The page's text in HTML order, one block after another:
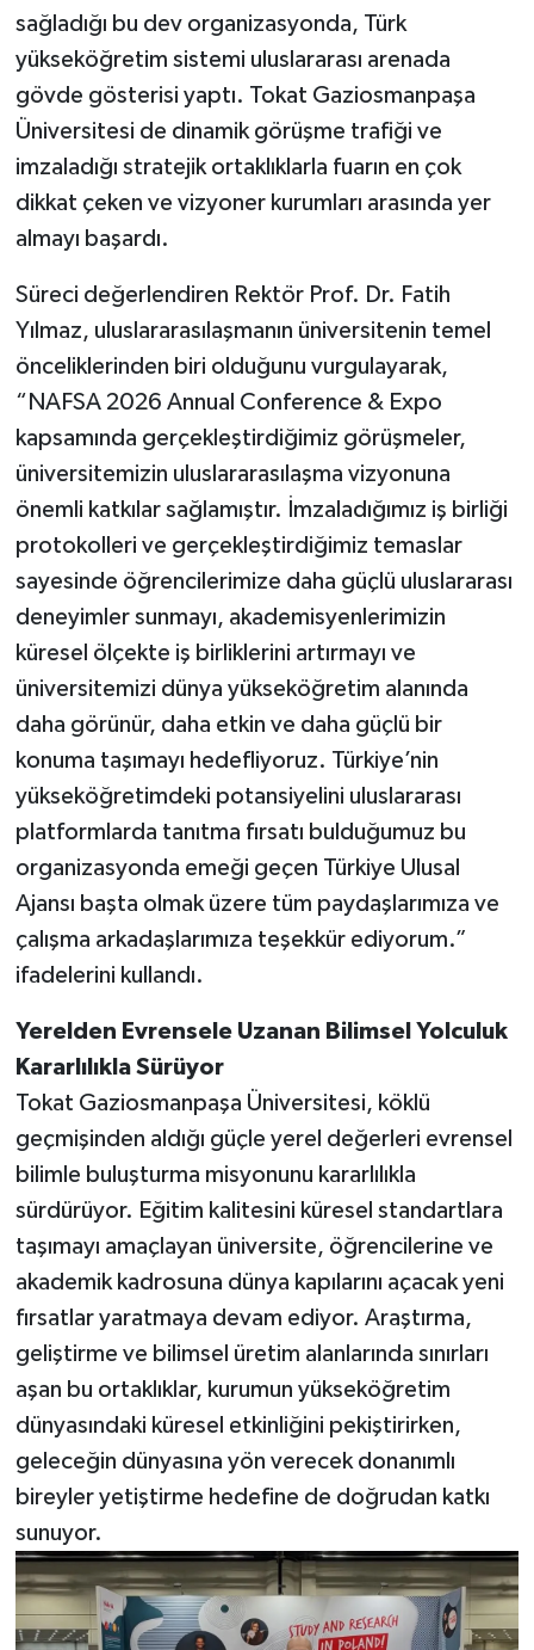
sağladığı bu dev organizasyonda, Türk
yükseköğretim sistemi uluslararası arenada
gövde gösterisi yaptı. Tokat Gaziosmanpaşa
Üniversitesi de dinamik görüşme trafiği ve
imzaladığı stratejik ortaklıklarla fuarın en çok
dikkat çeken ve vizyoner kurumları arasında yer
almayı başardı.
Süreci değerlendiren Rektör Prof. Dr. Fatih
Yılmaz, uluslararasılaşmanın üniversitenin temel
önceliklerinden biri olduğunu vurgulayarak,
“NAFSA 2026 Annual Conference & Expo
kapsamında gerçekleştirdiğimiz görüşmeler,
üniversitemizin uluslararasılaşma vizyonuna
önemli katkılar sağlamıştır. İmzaladığımız iş birliği
protokolleri ve gerçekleştirdiğimiz temaslar
sayesinde öğrencilerimize daha güçlü uluslararası
deneyimler sunmayı, akademisyenlerimizin
küresel ölçekte iş birliklerini artırmayı ve
üniversitemizi dünya yükseköğretim alanında
daha görünür, daha etkin ve daha güçlü bir
konuma taşımayı hedefliyoruz. Türkiye’nin
yükseköğretimdeki potansiyelini uluslararası
platformlarda tanıtma fırsatı bulduğumuz bu
organizasyonda emeği geçen Türkiye Ulusal
Ajansı başta olmak üzere tüm paydaşlarımıza ve
çalışma arkadaşlarımıza teşekkür ediyorum.”
ifadelerini kullandı.
Yerelden Evrensele Uzanan Bilimsel Yolculuk
Kararlılıkla Sürüyor
Tokat Gaziosmanpaşa Üniversitesi, köklü
geçmişinden aldığı güçle yerel değerleri evrensel
bilimle buluşturma misyonunu kararlılıkla
sürdürüyor. Eğitim kalitesini küresel standartlara
taşımayı amaçlayan üniversite, öğrencilerine ve
akademik kadrosuna dünya kapılarını açacak yeni
fırsatlar yaratmaya devam ediyor. Araştırma,
geliştirme ve bilimsel üretim alanlarında sınırları
aşan bu ortaklıklar, kurumun yükseköğretim
dünyasındaki küresel etkinliğini pekiştirirken,
geleceğin dünyasına yön verecek donanımlı
bireyler yetiştirme hedefine de doğrudan katkı
sunuyor.